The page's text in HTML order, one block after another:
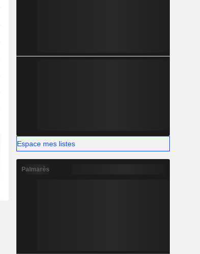
Espace mes listes
Palmarès